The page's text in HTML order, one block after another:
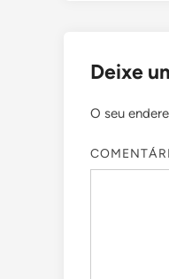
Deixe
O seu